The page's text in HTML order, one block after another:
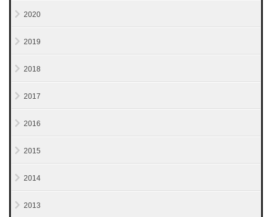
2020
2019
2018
2017
2016
2015
2014
2013